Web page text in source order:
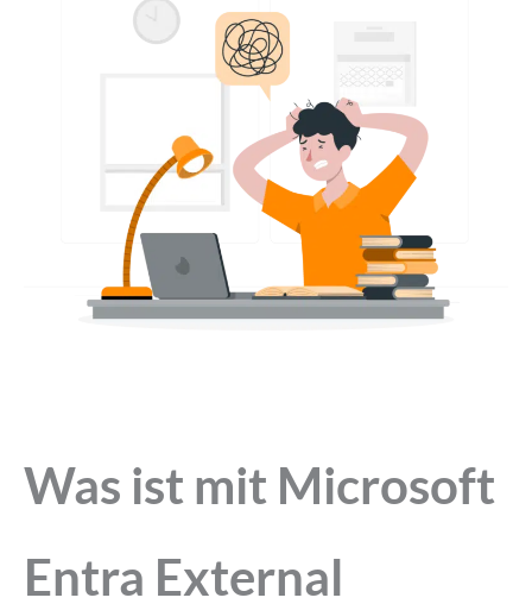
Was ist mit Microsoft
Entra External